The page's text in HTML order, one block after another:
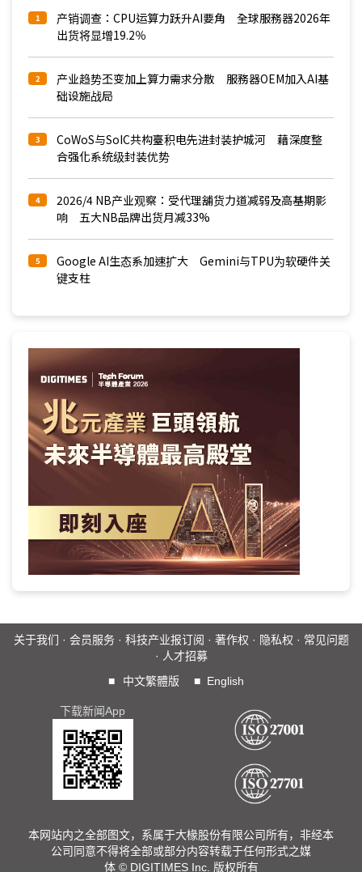
1
产销调查：CPU运算力跃升AI要角 全球服務器2026年
出货将显增19.2％
2
产业趋势丕变加上算力需求分散 服務器OEM加入AI基
础设施战局
3
CoWoS与SoIC共构臺积电先进封装护城河 藉深度整
合强化系统级封装优势
4
2026/4 NB产业观察：受代理舖货力道减弱及高基期影
响 五大NB品牌出货月减33%
5
Google AI生态系加速扩大 Gemini与TPU为软硬件关
键支柱
关于我们 · 会员服务· 科技产业报订阅 · 著作权 · 隐私权 · 常见问题
· 人才招募
■
中文繁體版 ■ English
下载新闻App
本网站内之全部图文，系属于大椽股份有限公司所有，非经本
公司同意不得将全部或部分内容转载于任何形式之媒
体 © DIGITIMES Inc. 版权所有